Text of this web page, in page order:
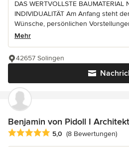
DAS WERTVOLLSTE BAUMATERIAL
INDIVIDUALITÄT Am Anfang steht
Wünsche, persönlichen
Mehr
42657 Solingen
Benjamin von Pidoll I
Durchschnittliche Bewertung: 5
5,0 (8 Bewertungen)